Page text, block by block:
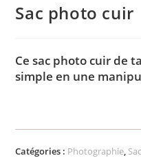
Sac photo cuir
Ce sac photo cuir de
simple en une
Catégories : Photographie,